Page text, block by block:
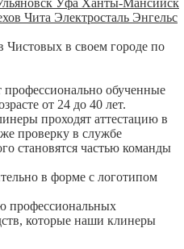
Уфа Ханты-Мансийск
Чита Электросталь Энгельс
Чистовых в своем городе по
обученные
от 24 до 40 лет.
проходят аттестацию в
проверку в службе
становятся частью команды
в форме с логотипом
профессиональных
которые наши клинеры